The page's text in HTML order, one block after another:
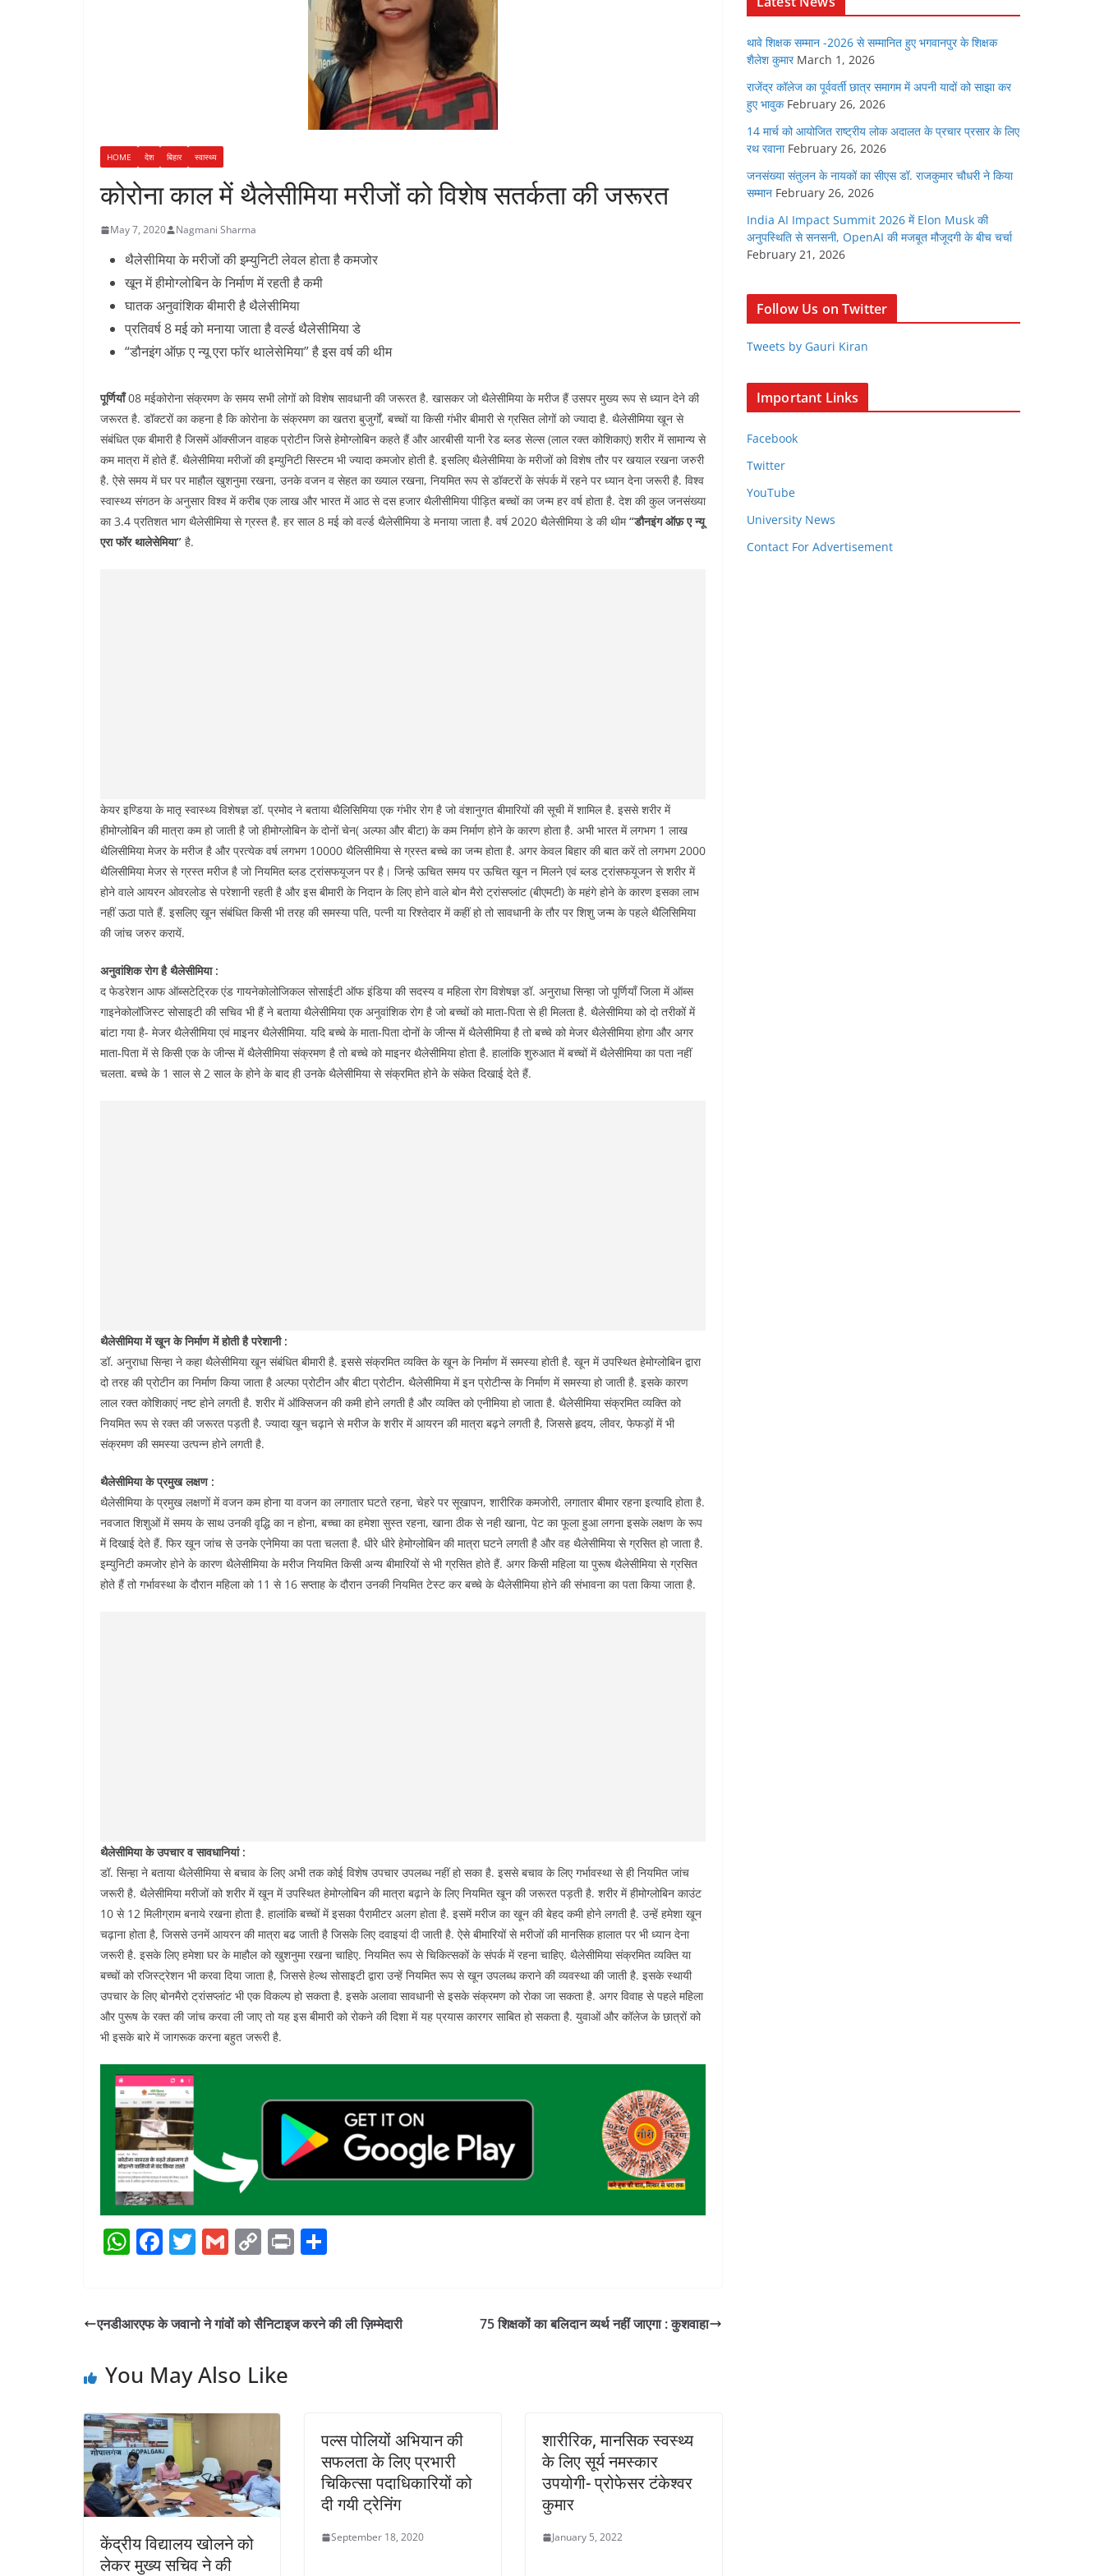
HOME देश बिहार स्वास्थ्य
कोरोना काल में थैलेसीमिया मरीजों को विशेष सतर्कता की जरूरत
May 7, 2020 Nagmani Sharma
थैलेसीमिया के मरीजों की इम्युनिटी लेवल होता है कमजोर
खून में हीमोग्लोबिन के निर्माण में रहती है कमी
घातक अनुवांशिक बीमारी है थैलेसीमिया
प्रतिवर्ष 8 मई को मनाया जाता है वर्ल्ड थैलेसीमिया डे
“डौनइंग ऑफ़ ए न्यू एरा फॉर थालेसेमिया” है इस वर्ष की थीम
पूर्णियाँ08 मईकोरोना संक्रमण के समय सभी लोगों को विशेष सावधानी की जरूरत है. खासकर जो थैलेसीमिया के मरीज हैं उसपर मुख्य रूप से ध्यान देने की
जरूरत है. डॉक्टरों का कहना है कि कोरोना के संक्रमण का खतरा बुजुर्गों, बच्चों या किसी गंभीर बीमारी से ग्रसित लोगों को ज्यादा है. थैलेसीमिया खून से
संबंधित एक बीमारी है जिसमें ऑक्सीजन वाहक प्रोटीन जिसे हेमोग्लोबिन कहते हैं और आरबीसी यानी रेड ब्लड सेल्स (लाल रक्त कोशिकाएं) शरीर में सामान्‍य से
कम मात्रा में होते हैं. थैलेसीमिया मरीजों की इम्युनिटी सिस्टम भी ज्यादा कमजोर होती है. इसलिए थैलेसीमिया के मरीजों को विशेष तौर पर खयाल रखना जरुरी
है. ऐसे समय में घर पर माहौल खुशनुमा रखना, उनके वजन व सेहत का ख्याल रखना, नियमित रूप से डॉक्टरों के संपर्क में रहने पर ध्यान देना जरूरी है. विश्व
स्वास्थ्य संगठन के अनुसार विश्व में करीब एक लाख और भारत में आठ से दस हजार थैलीसीमिया पीड़ित बच्चों का जन्म हर वर्ष होता है. देश की कुल जनसंख्या
का 3.4 प्रतिशत भाग थैलेसीमिया से ग्रस्त है. हर साल 8 मई को वर्ल्ड थैलेसीमिया डे मनाया जाता है. वर्ष 2020 थैलेसीमिया डे की थीम“डौनइंग ऑफ़ ए न्यू
एरा फॉर थालेसेमिया” है.
केयर इण्डिया के मातृ स्वास्थ्य विशेषज्ञ डॉ. प्रमोद ने बताया थैलिसिमिया एक गंभीर रोग है जो वंशानुगत बीमारियों की सूची में शामिल है. इससे शरीर में
हीमोग्लोबिन की मात्रा कम हो जाती है जो हीमोग्लोबिन के दोनों चेन( अल्फा और बीटा) के कम निर्माण होने के कारण होता है. अभी भारत में लगभग 1 लाख
थैलिसीमिया मेजर के मरीज है और प्रत्येक वर्ष लगभग 10000 थैलिसीमिया से ग्रस्त बच्चे का जन्म होता है. अगर केवल बिहार की बात करें तो लगभग 2000
थैलिसीमिया मेजर से ग्रस्त मरीज है जो नियमित ब्लड ट्रांसफयूजन पर है। जिन्हे ऊचित समय पर ऊचित खून न मिलने एवं ब्लड ट्रांसफयूजन से शरीर में
होने वाले आयरन ओवरलोड से परेशानी रहती है और इस बीमारी के निदान के लिए होने वाले बोन मैरो ट्रांसप्लांट (बीएमटी) के महंगे होने के कारण इसका लाभ
नहीं ऊठा पाते हैं. इसलिए खून संबंधित किसी भी तरह की समस्या पति, पत्नी या रिश्तेदार में कहीं हो तो सावधानी के तौर पर शिशु जन्म के पहले थैलिसिमिया
की जांच जरुर करायें.
अनुवांशिक रोग है थैलेसीमिया :
द फेडरेशन आफ ऑब्सटेट्रिक एंड गायनेकोलोजिकल सोसाईटी ऑफ इंडिया की सदस्य व महिला रोग विशेषज्ञ डॉ. अनुराधा सिन्हा जो पूर्णियाँ जिला में ऑब्स
गाइनेकोलॉजिस्ट सोसाइटी की सचिव भी हैं ने बताया थैलेसीमिया एक अनुवांशिक रोग है जो बच्चों को माता-पिता से ही मिलता है. थैलेसीमिया को दो तरीकों में
बांटा गया है- मेजर थैलेसीमिया एवं माइनर थैलेसीमिया. यदि बच्चे के माता-पिता दोनों के जीन्स में थैलेसीमिया है तो बच्चे को मेजर थैलेसीमिया होगा और अगर
माता-पिता में से किसी एक के जीन्स में थैलेसीमिया संक्रमण है तो बच्चे को माइनर थैलेसीमिया होता है. हालांकि शुरुआत में बच्चों में थैलेसीमिया का पता नहीं
चलता. बच्चे के 1 साल से 2 साल के होने के बाद ही उनके थैलेसीमिया से संक्रमित होने के संकेत दिखाई देते हैं.
थैलेसीमिया में खून के निर्माण में होती है परेशानी :
डॉ. अनुराधा सिन्हा ने कहा थैलेसीमिया खून संबंधित बीमारी है. इससे संक्रमित व्यक्ति के खून के निर्माण में समस्या होती है. खून में उपस्थित हेमोग्लोबिन द्वारा
दो तरह की प्रोटीन का निर्माण किया जाता है अल्फा प्रोटीन और बीटा प्रोटीन. थैलेसीमिया में इन प्रोटीन्स के निर्माण में समस्या हो जाती है. इसके कारण
लाल रक्त कोशिकाएं नष्ट होने लगती है. शरीर में ऑक्सिजन की कमी होने लगती है और व्यक्ति को एनीमिया हो जाता है. थैलेसीमिया संक्रमित व्यक्ति को
नियमित रूप से रक्त की जरूरत पड़ती है. ज्यादा खून चढ़ाने से मरीज के शरीर में आयरन की मात्रा बढ़ने लगती है, जिससे हृदय, लीवर, फेफड़ों में भी
संक्रमण की समस्या उत्पन्न होने लगती है.
थैलेसीमिया के प्रमुख लक्षण :
थैलेसीमिया के प्रमुख लक्षणों में वजन कम होना या वजन का लगातार घटते रहना, चेहरे पर सूखापन, शारीरिक कमजोरी, लगातार बीमार रहना इत्यादि होता है.
नवजात शिशुओं में समय के साथ उनकी वृद्धि का न होना, बच्चा का हमेशा सुस्त रहना, खाना ठीक से नही खाना, पेट का फूला हुआ लगना इसके लक्षण के रूप
में दिखाई देते हैं. फिर खून जांच से उनके एनेमिया का पता चलता है. धीरे धीरे हेमोग्लोबिन की मात्रा घटने लगती है और वह थैलेसीमिया से ग्रसित हो जाता है.
इम्युनिटी कमजोर होने के कारण थैलेसीमिया के मरीज नियमित किसी अन्य बीमारियों से भी ग्रसित होते हैं. अगर किसी महिला या पुरूष थैलेसीमिया से ग्रसित
होते हैं तो गर्भावस्था के दौरान महिला को 11 से 16 सप्ताह के दौरान उनकी नियमित टेस्ट कर बच्चे के थैलेसीमिया होने की संभावना का पता किया जाता है.
थैलेसीमिया के उपचार व सावधानियां :
डॉ. सिन्हा ने बताया थैलेसीमिया से बचाव के लिए अभी तक कोई विशेष उपचार उपलब्ध नहीं हो सका है. इससे बचाव के लिए गर्भावस्था से ही नियमित जांच
जरूरी है. थैलेसीमिया मरीजों को शरीर में खून में उपस्थित हेमोग्लोबिन की मात्रा बढ़ाने के लिए नियमित खून की जरूरत पड़ती है. शरीर में हीमोग्लोबिन काउंट
10 से 12 मिलीग्राम बनाये रखना होता है. हालांकि बच्चों में इसका पैरामीटर अलग होता है. इसमें मरीज का खून की बेहद कमी होने लगती है. उन्हें हमेशा खून
चढ़ाना होता है, जिससे उनमें आयरन की मात्रा बढ जाती है जिसके लिए दवाइयां दी जाती है. ऐसे बीमारियों से मरीजों की मानसिक हालात पर भी ध्यान देना
जरूरी है. इसके लिए हमेशा घर के माहौल को खुशनुमा रखना चाहिए. नियमित रूप से चिकित्सकों के संपर्क में रहना चाहिए. थैलेसीमिया संक्रमित व्यक्ति या
बच्चों को रजिस्ट्रेशन भी करवा दिया जाता है, जिससे हेल्थ सोसाइटी द्वारा उन्हें नियमित रूप से खून उपलब्ध कराने की व्यवस्था की जाती है. इसके स्थायी
उपचार के लिए बोनमैरो ट्रांसप्लांट भी एक विकल्प हो सकता है. इसके अलावा सावधानी से इसके संक्रमण को रोका जा सकता है. अगर विवाह से पहले महिला
और पुरूष के रक्त की जांच करवा ली जाए तो यह इस बीमारी को रोकने की दिशा में यह प्रयास कारगर साबित हो सकता है. युवाओं और कॉलेज के छात्रों को
भी इसके बारे में जागरूक करना बहुत जरूरी है.
W
s
p
F
e
o
k
T
er
G
l
C
y
n
Pr
e
एनडीआरएफ के जवानो ने गांवों को सैनिटाइज करने की ली ज़िम्मेदारी 75 शिक्षकों का बलिदान व्यर्थ नहीं जाएगा : कुशवाहा
You May Also Like
केंद्रीय विद्यालय खोलने को
लेकर मुख्य सचिव ने की
पल्स पोलियों अभियान की
सफलता के लिए प्रभारी
चिकित्सा पदाधिकारियों को
दी गयी ट्रेनिंग
September 18, 2020
शारीरिक, मानसिक स्वस्थ्य
के लिए सूर्य नमस्कार
उपयोगी- प्रोफेसर टंकेश्वर
कुमार
January 5, 2022
थावे शिक्षक सम्मान -2026 से सम्मानित हुए भगवानपुर के शिक्षक
शैलेश कुमार March 1, 2026
राजेंद्र कॉलेज का पूर्ववर्ती छात्र समागम में अपनी यादों को साझा कर
हुए भावुक February 26, 2026
14 मार्च को आयोजित राष्ट्रीय लोक अदालत के प्रचार प्रसार के लिए
रथ रवाना February 26, 2026
जनसंख्या संतुलन के नायकों का सीएस डॉ. राजकुमार चौधरी ने किया
सम्मान February 26, 2026
India AI Impact Summit 2026 में Elon Musk की
अनुपस्थिति से सनसनी, OpenAI की मजबूत मौजूदगी के बीच चर्चा
February 21, 2026
Follow Us on Twitter
Tweets by Gauri Kiran
Important Links
Facebook
Twitter
YouTube
University News
Contact For Advertisement